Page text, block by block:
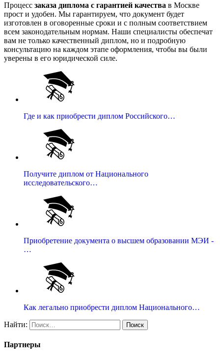
Процесс заказа диплома с гарантией качества в Москве
прост и удобен. Мы гарантируем, что документ будет
изготовлен в оговоренные сроки и с полным соответствием
всем законодательным нормам. Наши специалисты обеспечат
вам не только качественный диплом, но и подробную
консультацию на каждом этапе оформления, чтобы вы были
уверены в его юридической силе.
Где и как приобрести диплом Российского…
Получите диплом от Национального
исследовательского…
Приобретение документа о высшем образовании МЭИ -
…
Как легально приобрести диплом Национального…
Найти:
Партнеры